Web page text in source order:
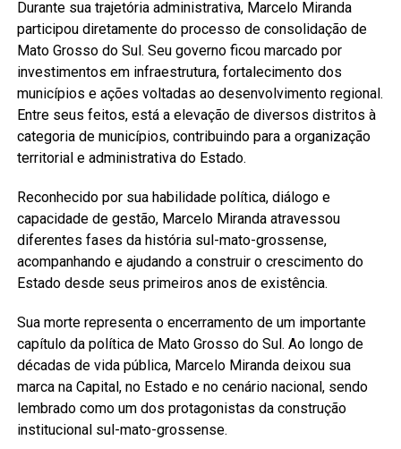
Durante sua trajetória administrativa, Marcelo Miranda
participou diretamente do processo de consolidação de
Mato Grosso do Sul. Seu governo ficou marcado por
investimentos em infraestrutura, fortalecimento dos
municípios e ações voltadas ao desenvolvimento regional.
Entre seus feitos, está a elevação de diversos distritos à
categoria de municípios, contribuindo para a organização
territorial e administrativa do Estado.
Reconhecido por sua habilidade política, diálogo e
capacidade de gestão, Marcelo Miranda atravessou
diferentes fases da história sul-mato-grossense,
acompanhando e ajudando a construir o crescimento do
Estado desde seus primeiros anos de existência.
Sua morte representa o encerramento de um importante
capítulo da política de Mato Grosso do Sul. Ao longo de
décadas de vida pública, Marcelo Miranda deixou sua
marca na Capital, no Estado e no cenário nacional, sendo
lembrado como um dos protagonistas da construção
institucional sul-mato-grossense.